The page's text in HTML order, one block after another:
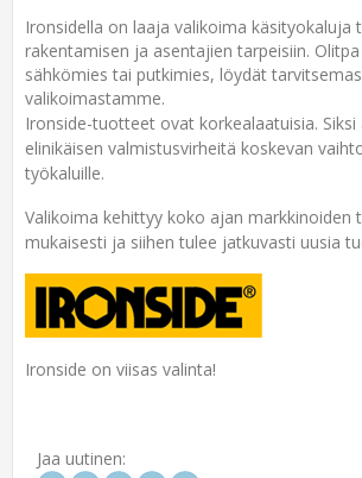
Ironsidella on laaja valikoima käsityokaluja
rakentamisen ja asentajien tarpeisiin.
sähkömies tai putkimies, löydät
valikoimastamme.
Ironside-tuotteet ovat korkealaatuisia. Siksi
elinikäisen valmistusvirheitä koskevan
työkaluille.
Valikoima kehittyy koko ajan markkinoiden
mukaisesti ja siihen tulee jatkuvasti uusia
Ironside on viisas valinta!
Jaa uutinen: